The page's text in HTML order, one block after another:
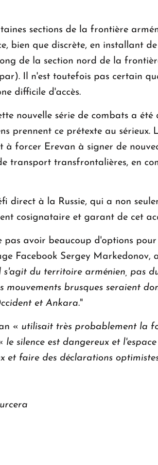
sections de la frontière
bien que discrète, en installant
de la section nord de la
Il n'est toutefois pas certain
difficile d'accès.
nouvelle série de combats a été
prennent ce prétexte au
à forcer Erevan à signer de
transport transfrontalières, en
direct à la Russie, qui a non
cosignataire et garant de cet
pas avoir beaucoup d'options
Facebook Sergey
s'agit du territoire arménien, pas
mouvements brusques seraient
et Ankara."
« utilisait très probablement la
le silence est dangereux et
et faire des déclarations